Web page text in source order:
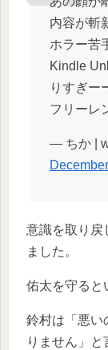
内容が斬
ホラー苦
Kindle
りすぎー
フリーレ
— ちか |
意識を取り戻
ました。
佑太を守ると
鈴村は「悪い
りません」と